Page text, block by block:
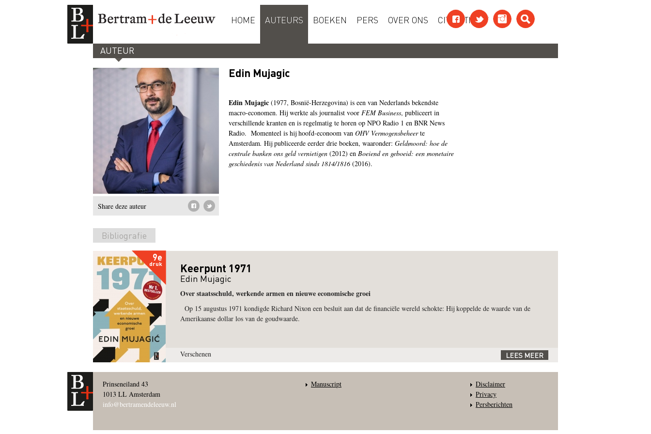
HOME AUTEURS BOEKEN PERS OVER ONS CITAATTEKST
AUTEUR
Share deze auteur
Edin Mujagic
Edin Mujagic (1977, Bosnië-Herzegovina) is een van Nederlands bekendste
macro-economen. Hij werkte als journalist voor FEM Business, publiceert in
verschillende kranten en is regelmatig te horen op NPO Radio 1 en BNR News
Radio. Momenteel is hij hoofd-econoom van OHV Vermogensbeheerte
Amsterdam. Hij publiceerde eerder drie boeken, waaronder: Geldmoord: hoe de
centrale banken ons geld vernietigen (2012) en Boeiend en geboeid: een monetaire
geschiedenis van Nederland sinds 1814/1816 (2016).
Bibliografie
9e
druk Keerpunt 1971
Edin Mujagic
Over staatsschuld, werkende armen en nieuwe economische groei
Op 15 augustus 1971 kondigde Richard Nixon een besluit aan dat de financiële wereld schokte: Hij koppelde de waarde van de
Amerikaanse dollar los van de goudwaarde.
Verschenen LEES MEER
Prinseneiland 43
1013 LL Amsterdam
info@bertramendeleeuw.nl
Manuscript
Disclaimer
Privacy
Persberichten